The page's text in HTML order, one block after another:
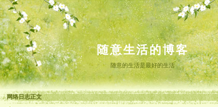
随意生活的博客
随意的生活是最好的生活
网络日志正文